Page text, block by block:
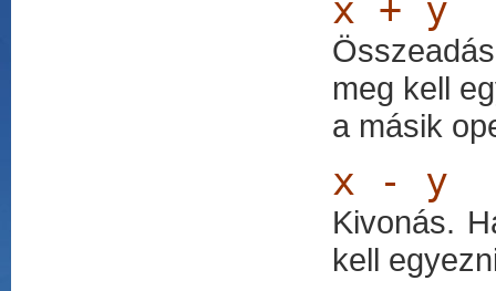
x + y
meg kell
a másik
x - y
Kivonás.
kell